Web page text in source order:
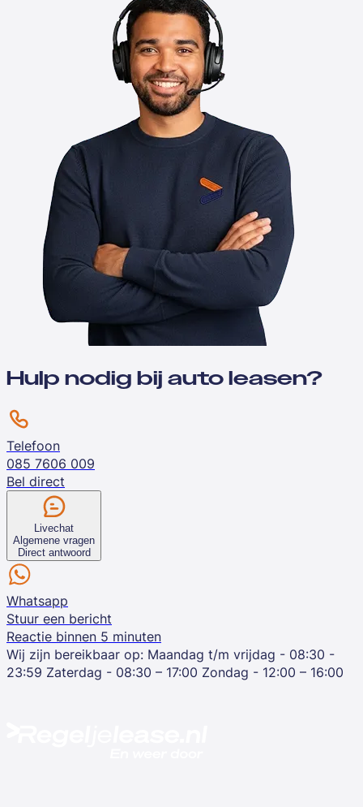
Hulp nodig bij auto leasen?
Telefoon
085 7606 009
Bel direct
Livechat
Algemene vragen
Direct antwoord
Whatsapp
Stuur een bericht
Reactie binnen 5 minuten
Wij zijn bereikbaar op: Maandag t/m vrijdag - 08:30 -
23:59 Zaterdag - 08:30 – 17:00 Zondag - 12:00 – 16:00